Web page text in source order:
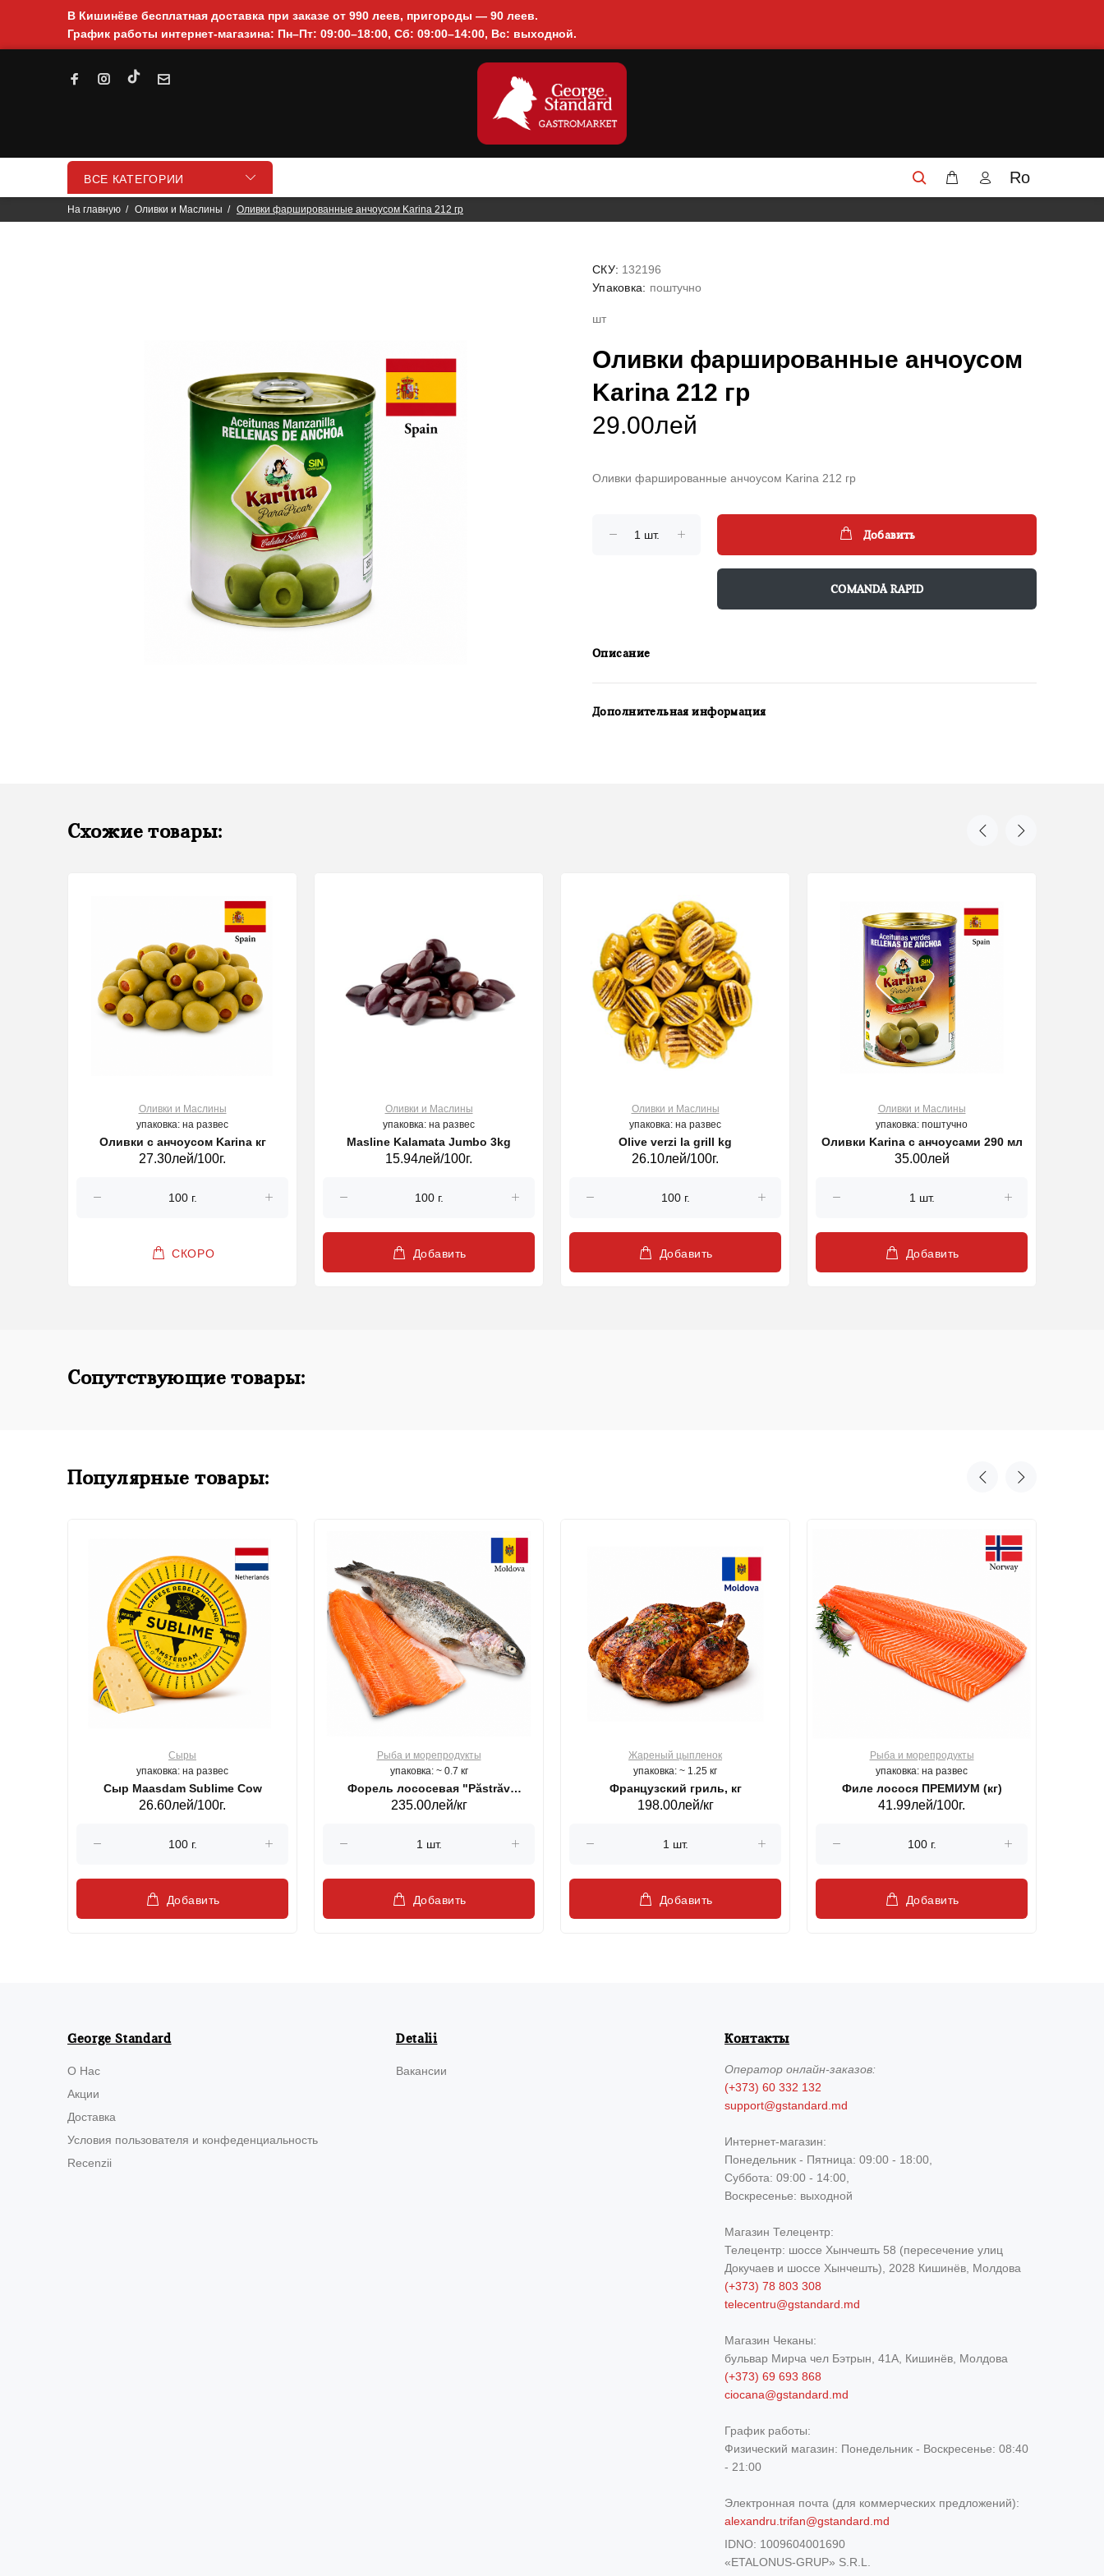
В Кишинёве бесплатная доставка при заказе от 990 леев, пригороды — 90 леев.
График работы интернет-магазина: Пн–Пт: 09:00–18:00, Сб: 09:00–14:00, Вс: выходной.
ВСЕ КАТЕГОРИИ Ro
На главную Оливки и Маслины Оливки фаршированные анчоусом Karina 212 гр
СКУ: 132196
Упаковка: поштучно
шт
Оливки фаршированные анчоусом
Karina 212 гр
29.00лей
Оливки фаршированные анчоусом Karina 212 гр
Добавить
COMANDĂ RAPID
Описание
Дополнительная информация
Схожие товары:
Оливки и Маслины
упаковка: на развес
Оливки с анчоусом Karina кг
27.30лей/100г.
СКОРО
Оливки и Маслины
упаковка: на развес
Masline Kalamata Jumbo 3kg
15.94лей/100г.
Добавить
Оливки и Маслины
упаковка: на развес
Olive verzi la grill kg
26.10лей/100г.
Добавить
Оливки и Маслины
упаковка: поштучно
Оливки Karina с анчоусами 290 мл
35.00лей
Добавить
Сопутствующие товары:
Популярные товары:
Сыры
упаковка: на развес
Сыр Maasdam Sublime Cow
26.60лей/100г.
Добавить
Рыба и морепродукты
упаковка: ~ 0.7 кг
Форель лососевая "Păstrăv
Moldovenesc"
235.00лей/кг
Добавить
Жареный цыпленок
упаковка: ~ 1.25 кг
Французский гриль, кг
198.00лей/кг
Добавить
Рыба и морепродукты
упаковка: на развес
Филе лосося ПРЕМИУМ (кг)
41.99лей/100г.
Добавить
George Standard
О Нас
Акции
Доставка
Условия пользователя и конфеденциальность
Recenzii
Detalii
Вакансии
Контакты
Операторонлайн-заказов:
(+373) 60 332 132
support@gstandard.md
Интернет-магазин:
Понедельник - Пятница: 09:00 - 18:00,
Суббота: 09:00 - 14:00,
Воскресенье: выходной
Магазин Телецентр:
Телецентр: шоссе Хынчешть 58 (пересечение улиц
Докучаев и шоссе Хынчешть), 2028 Кишинёв, Молдова
(+373) 78 803 308
telecentru@gstandard.md
Магазин Чеканы:
бульвар Мирча чел Бэтрын, 41A, Кишинёв, Молдова
(+373) 69 693 868
ciocana@gstandard.md
График работы:
Физический магазин: Понедельник - Воскресенье: 08:40
- 21:00
Электронная почта (для коммерческих предложений):
alexandru.trifan@gstandard.md
IDNO: 1009604001690
«ETALONUS-GRUP» S.R.L.